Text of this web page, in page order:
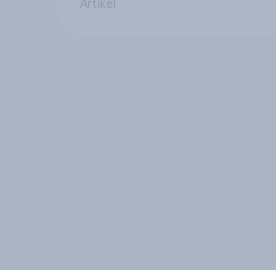
Artikel